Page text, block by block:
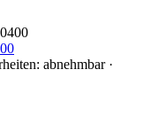
abnehmbar ·